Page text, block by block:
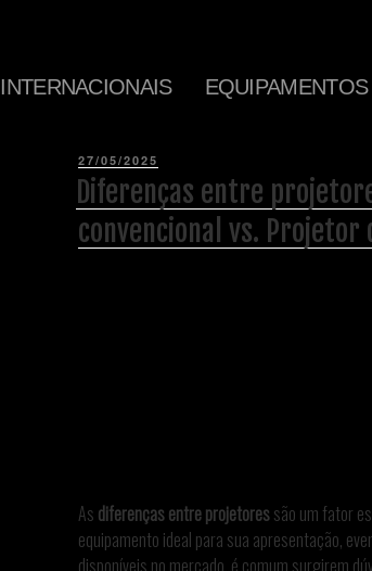
INTERNACIONAIS EQUIPAMENTOS
27/05/2025
Diferenças entre
convencional vs. Projetor
As diferenças entre projetoressão um fator
equipamento ideal para sua apresentação,
disponíveis no mercado, é comum surgirem